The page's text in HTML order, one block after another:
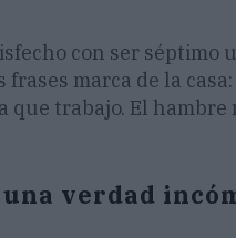
con ser séptimo
marca de la
que trabajo. El hambre
verdad